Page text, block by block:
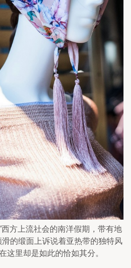
西方上流社会的南洋假期，带有地
的缎面上诉说着亚热带的独特风
这里却是如此的恰如其分。